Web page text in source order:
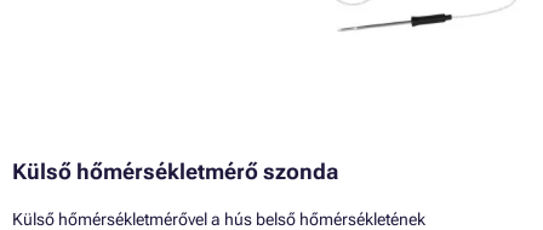
Külső hőmérsékletmérő szonda
Külső hőmérsékletmérővel a hús belső hőmérsékletének